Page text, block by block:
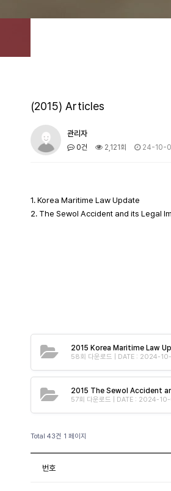
(2015) Articles
관리자
0건 2,121회 24-10-
1. Korea Maritime Law Update
2. The Sewol Accident and its Legal
2015 Korea Maritime Law
58회 다운로드 | DATE : 2024-
2015 The Sewol Accident
57회 다운로드 | DATE : 2024-
Total 43건 1 페이지
번호